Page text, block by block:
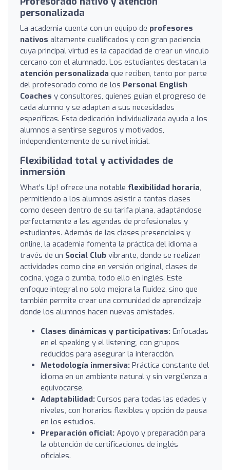
personalizada
La academia cuenta con un equipo de profesores
nativos altamente cualificados y con gran paciencia,
cuya principal virtud es la capacidad de crear un vínculo
cercano con el alumnado. Los estudiantes destacan la
atención personalizada que reciben, tanto por parte
del profesorado como de los Personal English
Coaches y consultores, quienes guían el progreso de
cada alumno y se adaptan a sus necesidades
específicas. Esta dedicación individualizada ayuda a los
alumnos a sentirse seguros y motivados,
independientemente de su nivel inicial.
Flexibilidad total y actividades de
inmersión
What's Up! ofrece una notable flexibilidad horaria,
permitiendo a los alumnos asistir a tantas clases
como deseen dentro de su tarifa plana, adaptándose
perfectamente a las agendas de profesionales y
estudiantes. Además de las clases presenciales y
online, la academia fomenta la práctica del idioma a
través de un Social Club vibrante, donde se realizan
actividades como cine en versión original, clases de
cocina, yoga o zumba, todo ello en inglés. Este
enfoque integral no solo mejora la fluidez, sino que
también permite crear una comunidad de aprendizaje
donde los alumnos hacen nuevas amistades.
Clases dinámicas y participativas: Enfocadas
en el speaking y el listening, con grupos
reducidos para asegurar la interacción.
Metodología inmersiva: Práctica constante del
idioma en un ambiente natural y sin vergüenza a
equivocarse.
Adaptabilidad: Cursos para todas las edades y
niveles, con horarios flexibles y opción de pausa
en los estudios.
Preparación oficial: Apoyo y preparación para
la obtención de certificaciones de inglés
oficiales.